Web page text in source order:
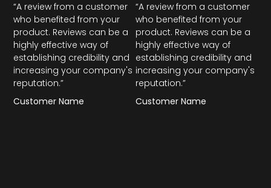
“A review from a customer
who benefited from your
product. Reviews can be a
highly effective way of
establishing credibility and
increasing your company's
reputation.”
Customer Name
“A review from a customer
who benefited from your
product. Reviews can be a
highly effective way of
establishing credibility and
increasing your company's
reputation.”
Customer Name